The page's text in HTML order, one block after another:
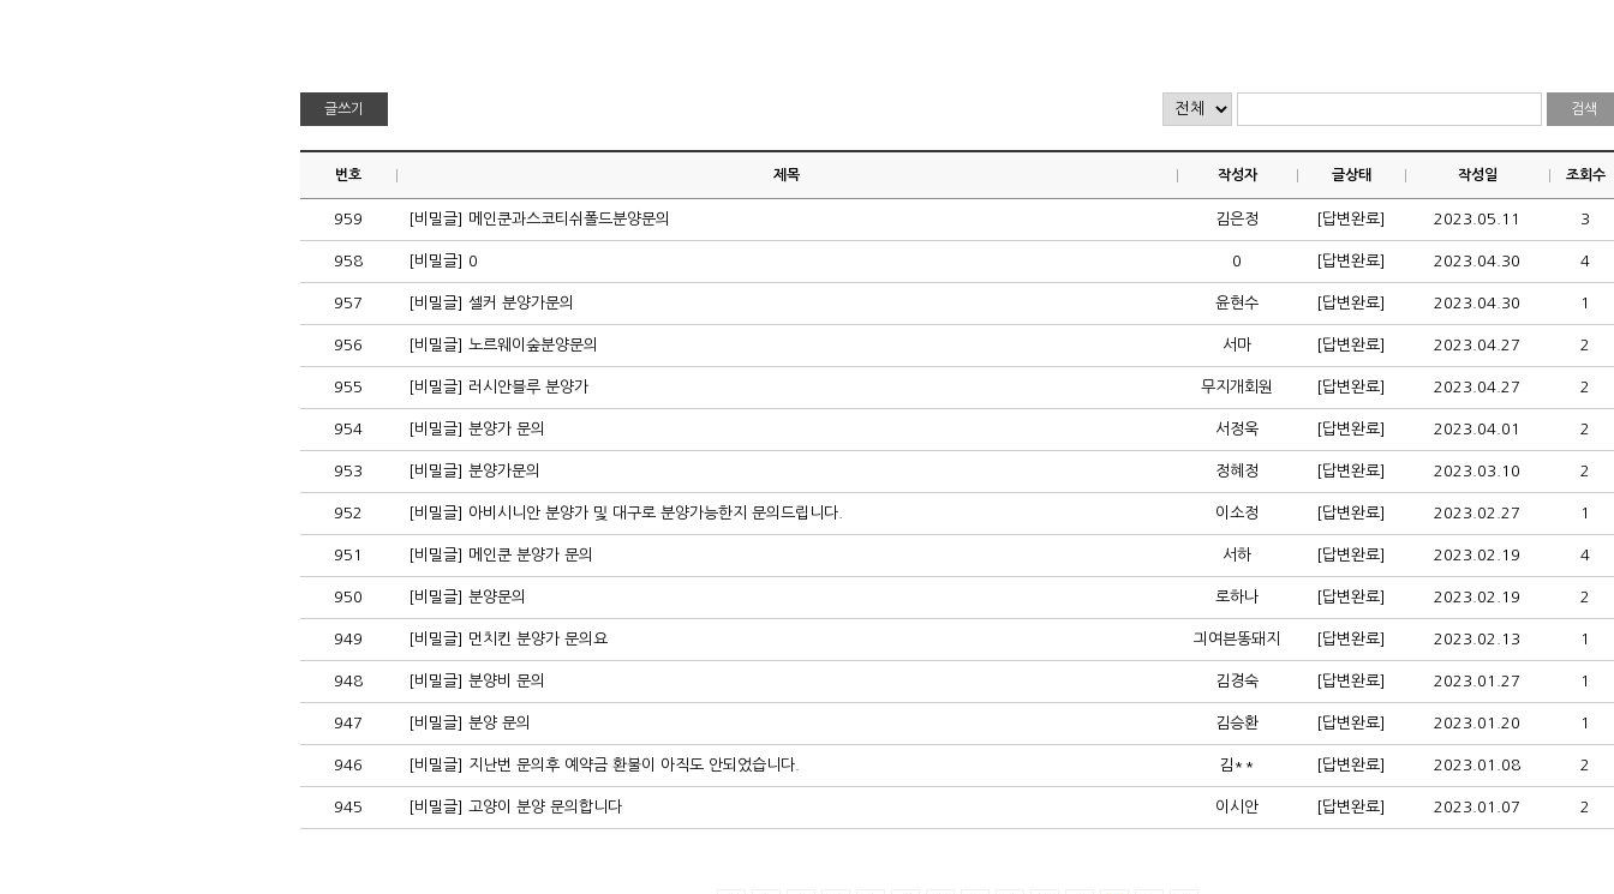
번호 제목 작성자 글상태 작성일 조회수
959 [비밀글] 메인쿤과스코티쉬폴드분양문의 김은정 [답변완료] 2023.05.11 3
958 [비밀글] 0 0 [답변완료] 2023.04.30 4
957 [비밀글] 셀커 분양가문의 윤현수 [답변완료] 2023.04.30 1
956 [비밀글] 노르웨이숲분양문의 서마 [답변완료] 2023.04.27 2
955 [비밀글] 러시안블루 분양가 무지개회원 [답변완료] 2023.04.27 2
954 [비밀글] 분양가 문의 서정욱 [답변완료] 2023.04.01 2
953 [비밀글] 분양가문의 정혜정 [답변완료] 2023.03.10 2
952 [비밀글] 아비시니안 분양가 및 대구로 분양가능한지 문의드립니다. 이소정 [답변완료] 2023.02.27 1
951 [비밀글] 메인쿤 분양가 문의 서하 [답변완료] 2023.02.19 4
950 [비밀글] 분양문의 로하나 [답변완료] 2023.02.19 2
949 [비밀글] 먼치킨 분양가 문의요 긔여븐똥돼지 [답변완료] 2023.02.13 1
948 [비밀글] 분양비 문의 김경숙 [답변완료] 2023.01.27 1
947 [비밀글] 분양 문의 김승환 [답변완료] 2023.01.20 1
946 [비밀글] 지난번 문의후 예약금 환불이 아직도 안되었습니다. 김** [답변완료] 2023.01.08 2
945 [비밀글] 고양이 분양 문의합니다 이시안 [답변완료] 2023.01.07 2